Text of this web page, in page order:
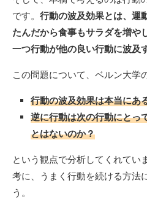
です。 行動の波及効果とは、運
たんだから食事もサラダを増や
一つ行動が他の良い行動に波及
この問題について、ベルン大学
行動の波及効果は本当にあ
逆に行動は次の行動にとっ
とはないのか？
という観点で分析してくれてい
考に、うまく行動を続ける方法
う。